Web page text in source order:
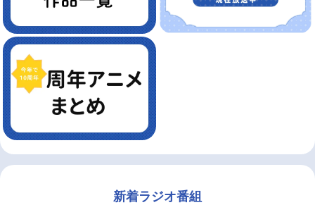
新着ラジオ番組